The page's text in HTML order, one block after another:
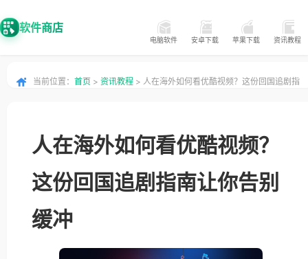
软件商店
电脑软件 安卓下载 苹果下载 资讯教程
当前位置： 首页 > 资讯教程 > 人在海外如何看优酷视频？这份回国追剧指
人在海外如何看优酷视频？
这份回国追剧指南让你告别
缓冲